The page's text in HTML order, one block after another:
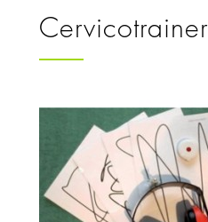
Cervicotrainer